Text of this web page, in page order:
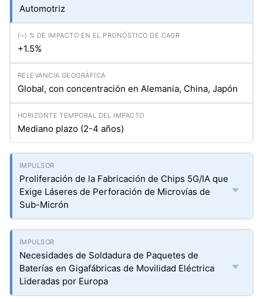
Automotriz
+1.5%
Global, con concentración en Alemania, China, Japón
Mediano plazo (2-4 años)
Proliferación de la Fabricación de Chips 5G/IA que
Exige Láseres de Perforación de Microvías de
Sub-Micrón
Necesidades de Soldadura de Paquetes de
Baterías en Gigafábricas de Movilidad Eléctrica
Lideradas por Europa